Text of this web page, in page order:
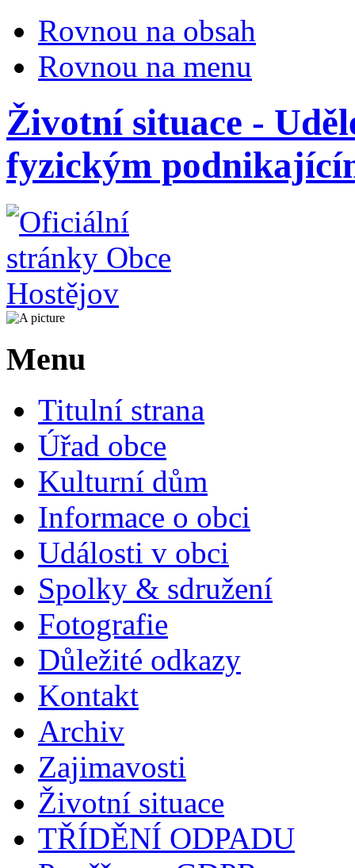
Rovnou na obsah
Rovnou na menu
Životní situace -
fyzickým
Menu
Titulní strana
Úřad obce
Kulturní dům
Informace o obci
Události v obci
Spolky & sdružení
Fotografie
Důležité odkazy
Kontakt
Archiv
Zajimavosti
Životní situace
TŘÍDĚNÍ ODPADU